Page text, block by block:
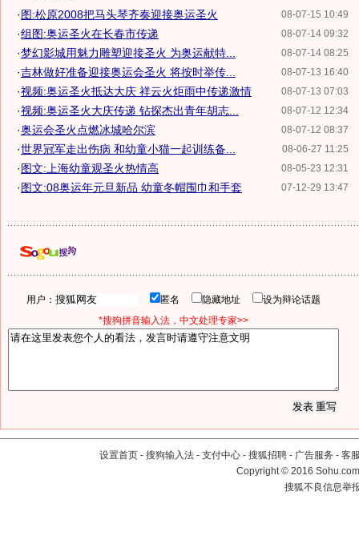
08-07-15 10:49
·图:松原2008把马头琴齐奏迎接奥运圣火
08-07-14 09:32
·组图:奥运圣火在长春市传递
08-07-14 08:25
·梦幻影城用魅力雕塑迎接圣火 为奥运献特...
08-07-13 16:40
·吉林做好准备迎接奥运会圣火 将按时举传...
08-07-13 07:03
·视频:奥运圣火抵达大庆 祥云火炬雨中传递激情
08-07-12 12:34
·视频:奥运圣火大庆传递 钻探杰出青年胡志...
08-07-12 08:37
·奥运会圣火点燃冰城哈尔滨
08-06-27 11:25
·世界冠军走出伤病 和幼童小猫一起训练备...
08-05-23 12:31
·图文:上海幼童观圣火热情高
07-12-29 13:47
·图文:08奥运年元旦新品 幼童冬帽围巾和手套
用户： 匿名 隐藏地址
设为辩论话题
*搜狗拼音输入法，中文处理专家>>
设置首页 - 搜狗输入法 - 支付中心 - 搜狐招聘 - 广告服务 - 客
Copyright©2016
搜狐不良信息举